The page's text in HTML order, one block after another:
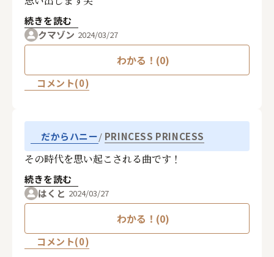
続きを読む
クマゾン 2024/03/27
わかる！(0)
コメント(0)
だからハニー PRINCESS PRINCESS
その時代を思い起こされる曲です！
続きを読む
はくと 2024/03/27
わかる！(0)
コメント(0)